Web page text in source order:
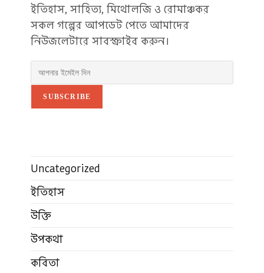
ইতিহাস, সাহিত্য, মিথোলজি ও রোমাঞ্চকর
সকল গল্পের আপডেট পেতে আমাদের
নিউজলেটারে সাবস্ক্রাইব করুন।
SUBSCRIBE
Uncategorized
ইতিহাস
উক্তি
উপকথা
কবিতা